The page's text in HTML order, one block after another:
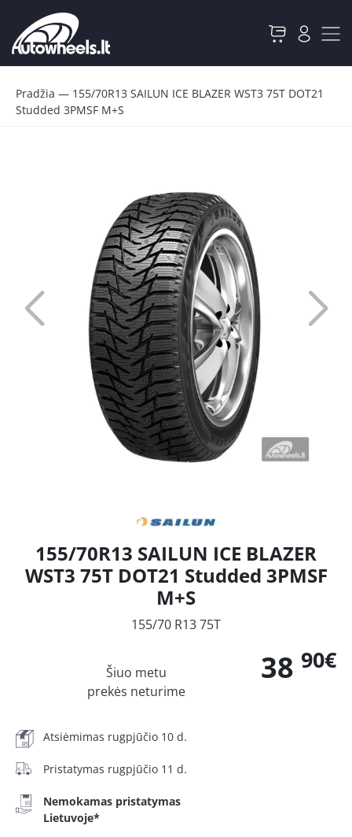
Pradžia — 155/70R13 SAILUN ICE BLAZER WST3 75T DOT21
Studded 3PMSF M+S
155/70R13 SAILUN ICE BLAZER
WST3 75T DOT21 Studded 3PMSF
M+S
155/70 R13 75T
38 90€
Šiuo metu
prekės neturime
Atsiėmimas rugpjūčio 10 d.
Pristatymas rugpjūčio 11 d.
Nemokamas pristatymas
Lietuvoje*